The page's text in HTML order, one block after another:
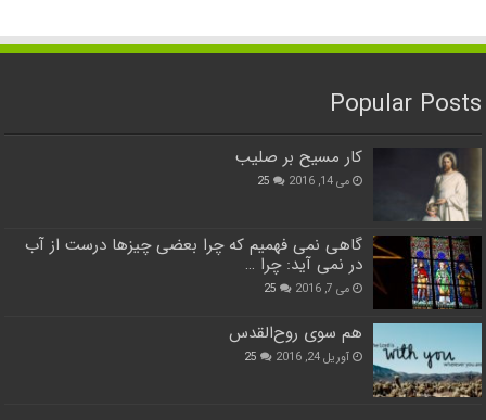
Popular Posts
کار مسیح بر صلیب
می 14, 2016 25
گاهی نمی فهمیم که چرا بعضی چیزها درست از آب
در نمی آید: چرا …
می 7, 2016 25
هم سوی روح‌القدس
آوریل 24, 2016 25